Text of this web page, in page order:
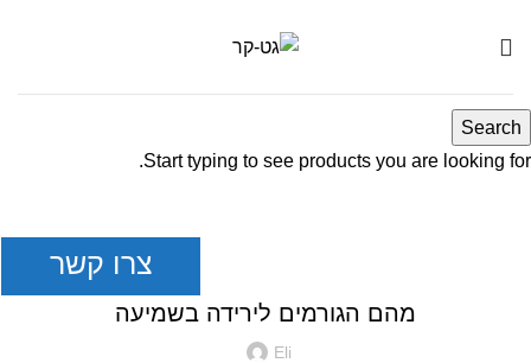
מהם הגורמים לירידה בשמיעה
Eli
Search
Start typing to see products you are looking for.
צרו קשר